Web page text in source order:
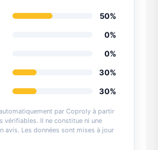
50%
0%
0%
30%
30%
par Coproly à partir
vérifiables. Il ne constitue ni une
avis. Les données sont mises à jour